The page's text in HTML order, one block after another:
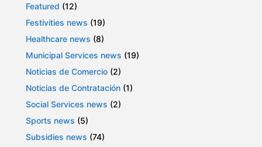
Featured (12)
Festivities news (19)
Healthcare news (8)
Municipal Services news (19)
Noticias de Comercio (2)
Noticias de Contratación (1)
Social Services news (2)
Sports news (5)
Subsidies news (74)